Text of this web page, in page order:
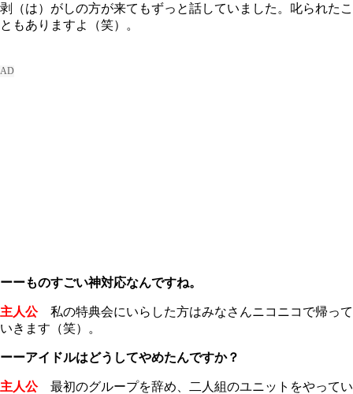
剥（は）がしの方が来てもずっと話していました。叱られたこ
ともありますよ（笑）。
ーーものすごい神対応なんですね。
主人公私の特典会にいらした方はみなさんニコニコで帰って
いきます（笑）。
ーーアイドルはどうしてやめたんですか？
主人公最初のグループを辞め、二人組のユニットをやってい